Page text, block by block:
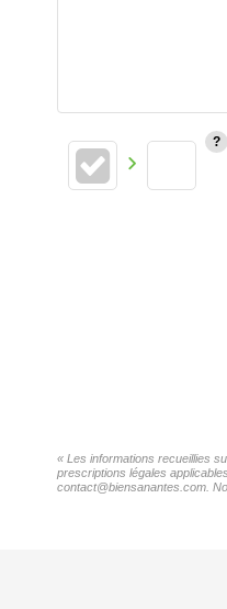
« Les informations recueillies
prescriptions légales
contact@biensanantes.com.